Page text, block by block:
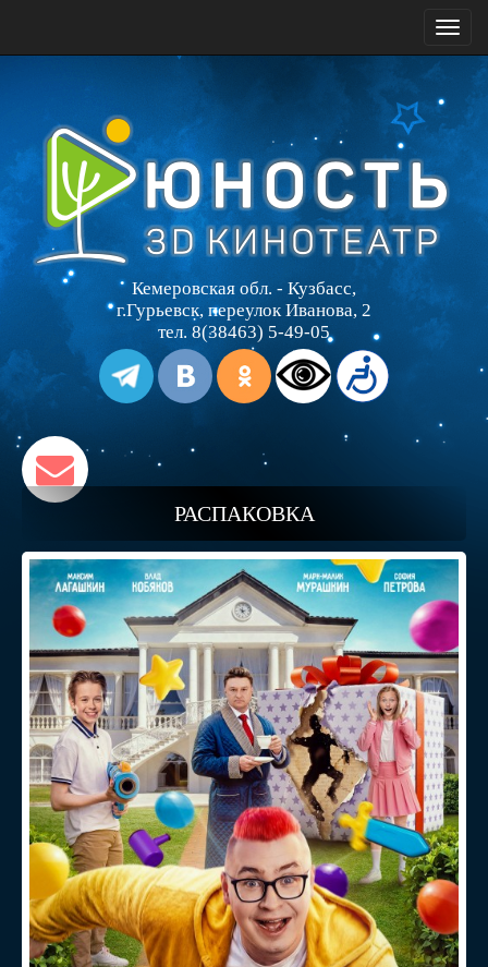
Toggle
Кемеровская обл. - Кузбасс,
г.Гурьевск, переулок Иванова, 2
тел. 8(38463) 5-49-05
РАСПАКОВКА